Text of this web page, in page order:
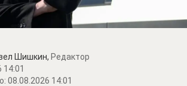
Шишкин, Редактор
14:01
08.08.2026 14:01